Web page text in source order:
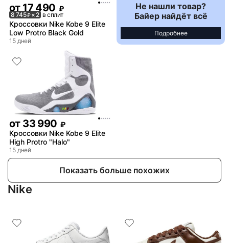
от17 490 ₽
8 745₽× 2 в сплит
Кроссовки Nike Kobe 9 Elite
Low Protro Black Gold
15 дней
Не нашли товар?
Байер найдёт всё
Подробнее
от 33 990 ₽
Кроссовки Nike Kobe 9 Elite
High Protro "Halo"
15 дней
Показать больше похожих
Nike